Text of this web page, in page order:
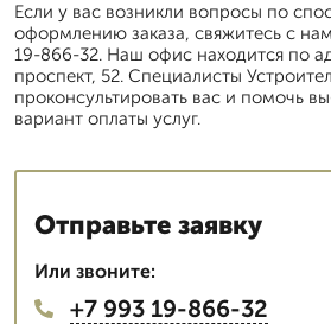
Если у вас возникли вопросы по
оформлению заказа, свяжитесь с
19-866-32. Наш офис находится по
проспект, 52. Специалисты
проконсультировать вас и помочь
вариант оплаты услуг.
Отправьте заявку
Или звоните:
+7 993 19-866-32